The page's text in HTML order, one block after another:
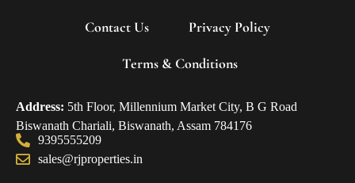
Contact Us Privacy Policy
Terms & Conditions
Address: 5th Floor, Millennium Market City, B G Road
Biswanath Chariali, Biswanath, Assam 784176
9395555209
sales@rjproperties.in